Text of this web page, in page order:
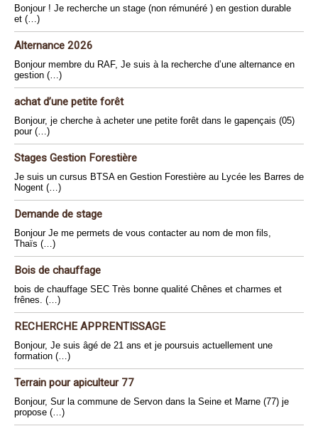
Bonjour ! Je recherche un stage (non rémunéré ) en gestion durable
et (…)
Alternance 2026
Bonjour membre du RAF, Je suis à la recherche d’une alternance en
gestion (…)
achat d’une petite forêt
Bonjour, je cherche à acheter une petite forêt dans le gapençais (05)
pour (…)
Stages Gestion Forestière
Je suis un cursus BTSA en Gestion Forestière au Lycée les Barres de
Nogent (…)
Demande de stage
Bonjour Je me permets de vous contacter au nom de mon fils,
Thaïs (…)
Bois de chauffage
bois de chauffage SEC Très bonne qualité Chênes et charmes et
frênes. (…)
RECHERCHE APPRENTISSAGE
Bonjour, Je suis âgé de 21 ans et je poursuis actuellement une
formation (…)
Terrain pour apiculteur 77
Bonjour, Sur la commune de Servon dans la Seine et Marne (77) je
propose (…)